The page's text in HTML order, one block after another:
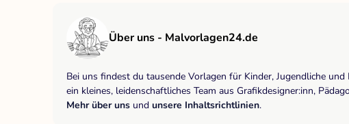
Über uns - Malvorlagen24.de
Bei uns findest du tausende Vorlagen für Kinder, Jugendliche
ein kleines, leidenschaftliches Team aus Grafikdesigner:inn,
Mehr über uns und unsere Inhaltsrichtlinien.